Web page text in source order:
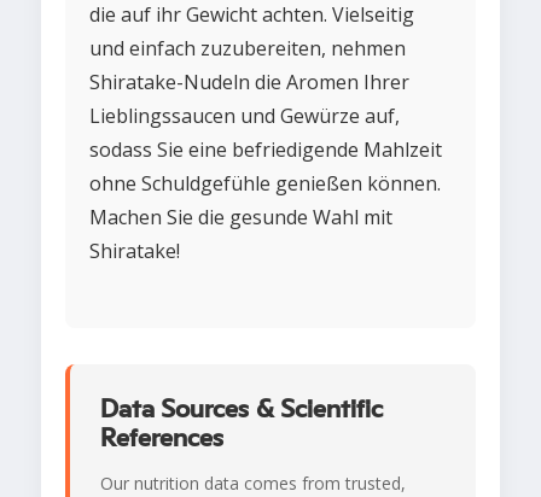
die auf ihr Gewicht achten. Vielseitig
und einfach zuzubereiten, nehmen
Shiratake-Nudeln die Aromen Ihrer
Lieblingssaucen und Gewürze auf,
sodass Sie eine befriedigende Mahlzeit
ohne Schuldgefühle genießen können.
Machen Sie die gesunde Wahl mit
Shiratake!
Data Sources & Scientific
References
Our nutrition data comes from trusted,